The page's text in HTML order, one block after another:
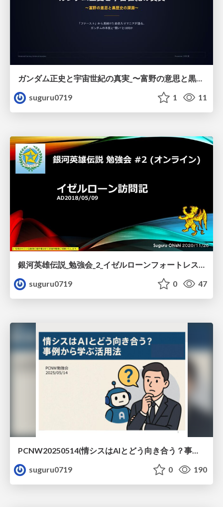
ガンダム正史と宇宙世紀の真実_〜富野の意思と黒歴史の深淵〜
suguru0719
1 11
suguru0719
0 47
PCNW20250514(情シスはAIとどう向き合う？事例から学ぶ活用法)
suguru0719
0 190